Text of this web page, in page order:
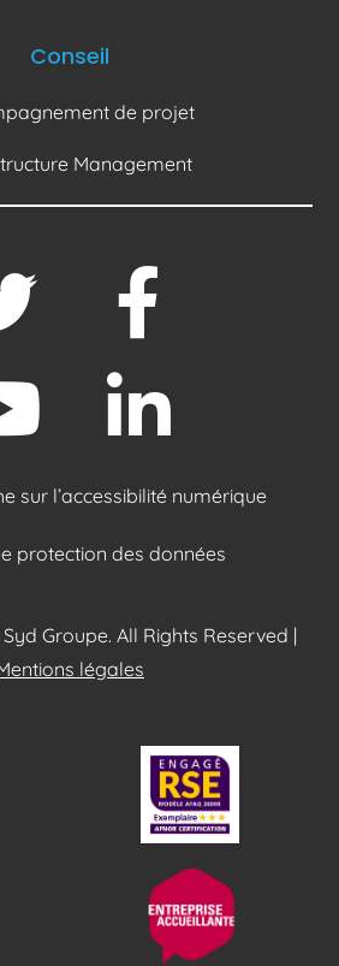
Conseil
de projet
Management
sur l’accessibilité numérique
protection des données
Groupe. All Rights Reserved |
légales